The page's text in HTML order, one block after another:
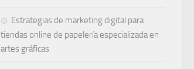
Estrategias de marketing digital para
tiendas online de papelería especializada en
artes gráficas